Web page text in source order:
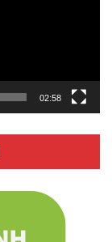
02:58